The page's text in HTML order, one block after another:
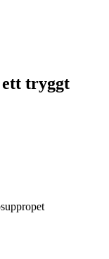
tryggt